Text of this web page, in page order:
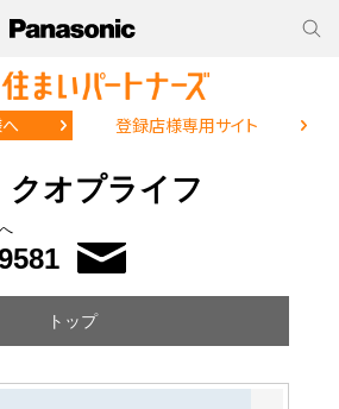
登録店様専用サイト
オプライフ
トップ